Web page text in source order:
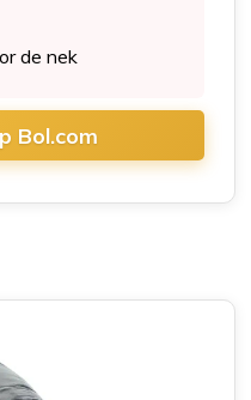
de nek
Bol.com